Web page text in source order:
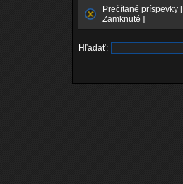
Prečítané príspevky [
Zamknuté ]
Hľadať: